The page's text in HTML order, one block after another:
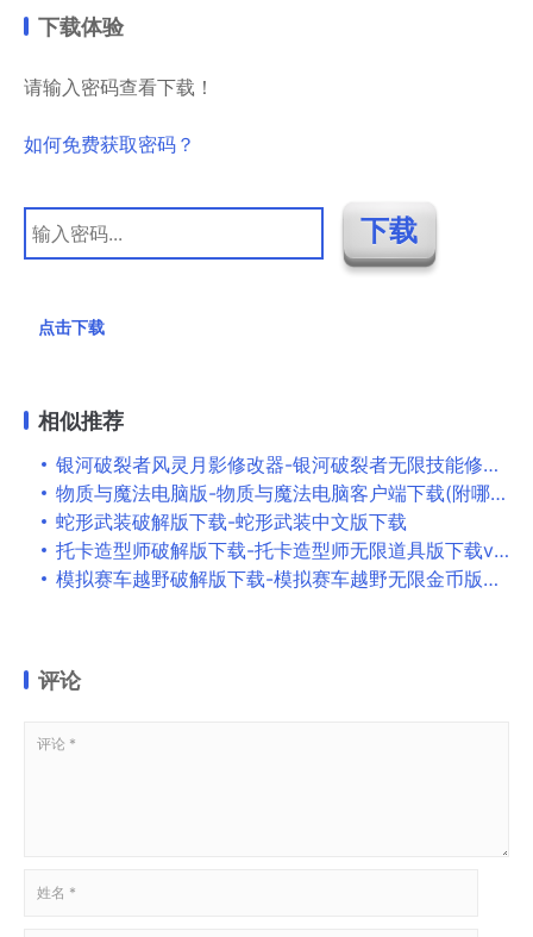
下载体验
请输入密码查看下载！
如何免费获取密码？
点击下载
相似推荐
银河破裂者风灵月影修改器-银河破裂者无限技能修改器下载(附使用教程) v1.0-v2021
物质与魔法电脑版-物质与魔法电脑客户端下载(附哪个英雄厉害) v1.19[百度网盘资源]
蛇形武装破解版下载-蛇形武装中文版下载
托卡造型师破解版下载-托卡造型师无限道具版下载v2.0-play
模拟赛车越野破解版下载-模拟赛车越野无限金币版下载
评论